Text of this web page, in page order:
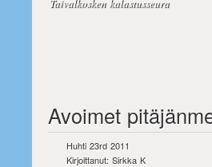
Taivalkosken kalastusseura
Avoimet
Huhti 23rd 2011
Kirjoittanut: Sirkka K